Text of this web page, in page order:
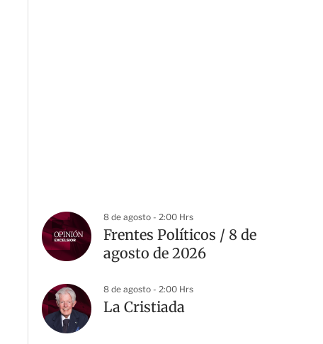
8 de agosto - 2:00 Hrs
Frentes Políticos / 8 de
agosto de 2026
8 de agosto - 2:00 Hrs
La Cristiada